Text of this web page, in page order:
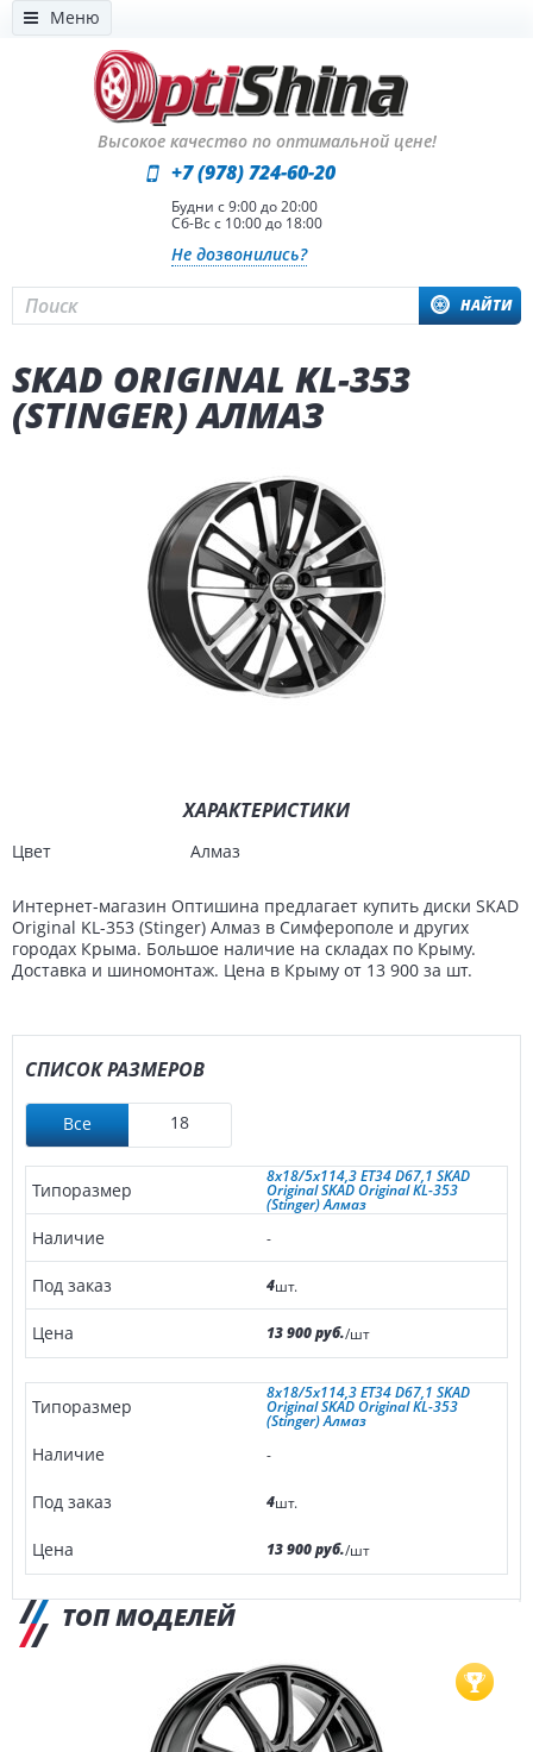
Меню
Высокое качество по оптимальной цене!
НАЙТИ
+7 (978) 724-60-20
Будни с 9:00 до 20:00
Сб-Вс с 10:00 до 18:00
Не дозвонились?
SKAD ORIGINAL KL-353
(STINGER) АЛМАЗ
ХАРАКТЕРИСТИКИ
Цвет Алмаз
Интернет-магазин Оптишина предлагает купить диски SKAD
Original KL-353 (Stinger) Алмаз в Симферополе и других
городах Крыма. Большое наличие на складах по Крыму.
Доставка и шиномонтаж. Цена в Крыму от 13 900 за шт.
СПИСОК РАЗМЕРОВ
Все 18
8x18/5x114,3 ET34 D67,1 SKAD
Original SKAD Original KL-353
(Stinger) Алмаз
-
4шт.
13 900 руб./шт
8x18/5x114,3 ET34 D67,1 SKAD
Original SKAD Original KL-353
(Stinger) Алмаз
-
4шт.
13 900 руб./шт
ТОП МОДЕЛЕЙ